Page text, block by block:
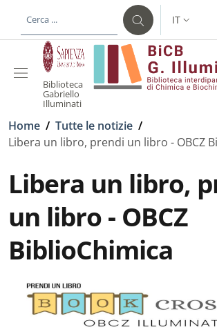
al contenuto principale
IT
Biblioteca
Gabriello
Illuminati
Briciole di pane
Home / Tutte le notizie /
Libera un libro, prendi un libro - OBCZ
Libera un libro,
un libro - OBCZ
BiblioChimica